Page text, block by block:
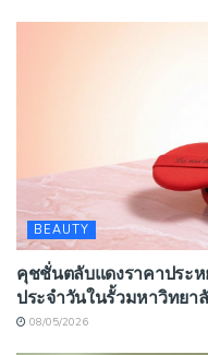
BEAUTY
คุชชั่นตลับแดงราคาประห
ประจำวันในรั้วมหาวิทยา
08/05/2026